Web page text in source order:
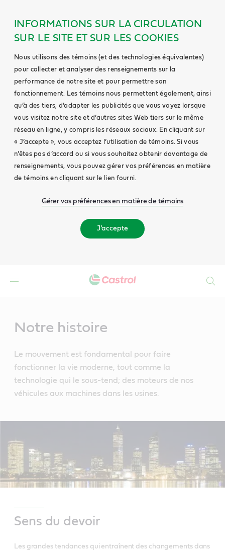
INFORMATIONS SUR LA CIRCULATION
SUR LE SITE ET SUR LES COOKIES
Nous utilisons des témoins (et des technologies équivalentes)
pour collecter et analyser des renseignements sur la
performance de notre site et pour permettre son
fonctionnement. Les témoins nous permettent également, ainsi
qu’à des tiers, d’adapter les publicités que vous voyez lorsque
vous visitez notre site et d’autres sites Web tiers sur le même
réseau en ligne, y compris les réseaux sociaux. En cliquant sur
« J’accepte », vous acceptez l’utilisation de témoins. Si vous
n’êtes pas d’accord ou si vous souhaitez obtenir davantage de
renseignements, vous pouvez gérer vos préférences en matière
de témoins en cliquant sur le lien fourni.
Gérer vos préférences en matière de témoins
J’accepte
Notre histoire
Le mouvement est fondamental pour faire
fonctionner la vie moderne, tout comme la
technologie qui le sous-tend; des moteurs de nos
véhicules aux machines dans les usines.
Sens du devoir
Les grandes tendances qui entraînent des changements dans